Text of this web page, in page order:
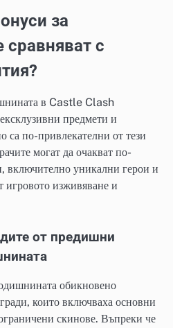
за
сравняват с
в Castle Clash
предмети и
са по-привлекателни от тези
могат да очакват по-
включително уникални герои и
игровото изживяване и
от предишни
обикновено
които включваха основни
скинове. Въпреки че